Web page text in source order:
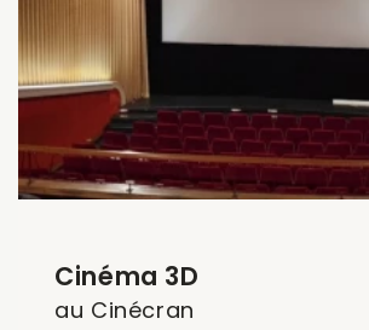
Cinéma 3D
au Cinécran